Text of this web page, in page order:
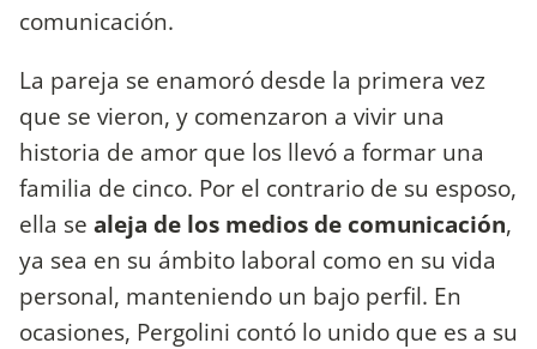
comunicación.
La pareja se enamoró desde la primera vez
que se vieron, y comenzaron a vivir una
historia de amor que los llevó a formar una
familia de cinco. Por el contrario de su esposo,
ella se aleja de los medios de comunicación,
ya sea en su ámbito laboral como en su vida
personal, manteniendo un bajo perfil. En
ocasiones, Pergolini contó lo unido que es a su